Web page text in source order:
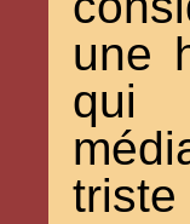
une
qui
triste